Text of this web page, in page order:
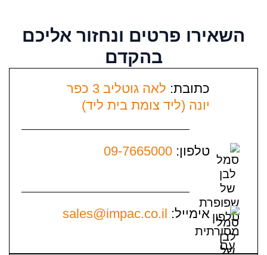
השאירו פרטים ונחזור אליכם
בהקדם
כתובת:
לאה גוטליב 3 כפר
יונה (ליד צומת בית ליד)
טלפון:
אימייל: